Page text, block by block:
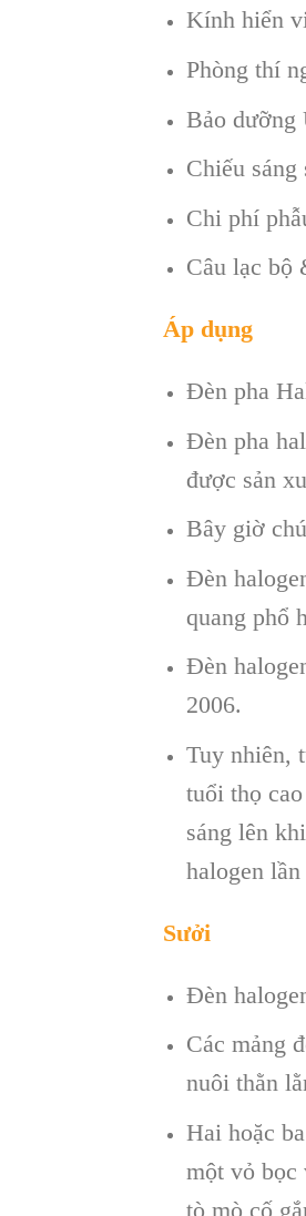
Kính hiển
Phòng thí
Bảo dưỡng
Chiếu sáng
Chi phí
Câu lạc bộ
Áp dụng
Đèn pha
Đèn pha
được sản
Bây giờ
Đèn
quang phổ
Đèn
2006.
Tuy nhiên,
tuổi thọ
sáng lên
halogen
Sưởi
Đèn
Các mảng
nuôi thằn
Hai hoặc
một vỏ bọc
tò mò cố